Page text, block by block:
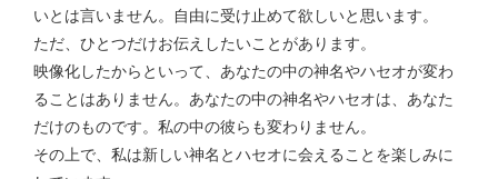
いとは言いません。自由に受け止めて欲しいと思います。
ただ、ひとつだけお伝えしたいことがあります。
映像化したからといって、あなたの中の神名やハセオが変わ
ることはありません。あなたの中の神名やハセオは、あなた
だけのものです。私の中の彼らも変わりません。
その上で、私は新しい神名とハセオに会えることを楽しみに